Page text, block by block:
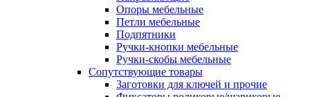
Опоры мебельные
Петли мебельные
Подпятники
Ручки-кнопки мебельные
Ручки-скобы мебельные
Сопутствующие товары
Заготовки для ключей и прочие